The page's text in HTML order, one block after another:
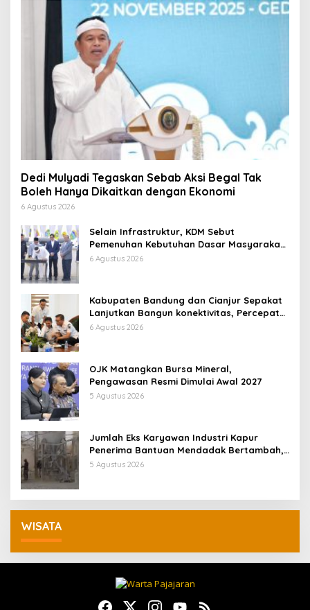
Dedi Mulyadi Tegaskan Sebab Aksi Begal Tak
Boleh Hanya Dikaitkan dengan Ekonomi
6 Agustus 2026
Selain Infrastruktur, KDM Sebut
Pemenuhan Kebutuhan Dasar Masyarakat
Jadi Fokus APBD Jabar 2027
6 Agustus 2026
Kabupaten Bandung dan Cianjur Sepakat
Lanjutkan Bangun konektivitas, Percepat
Pertumbuhan Ekonomi Daerah
6 Agustus 2026
OJK Matangkan Bursa Mineral,
Pengawasan Resmi Dimulai Awal 2027
5 Agustus 2026
Jumlah Eks Karyawan Industri Kapur
Penerima Bantuan Mendadak Bertambah,
KDM: Kita Identifikasi
5 Agustus 2026
WISATA